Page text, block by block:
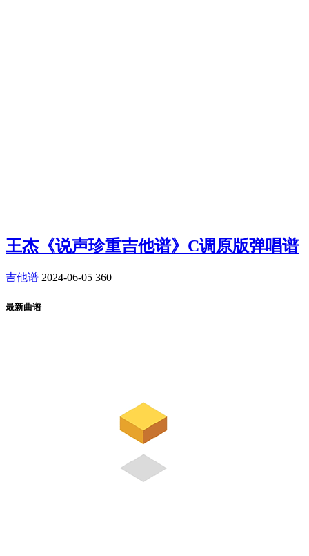
王杰《说声珍重吉他谱》C调原版弹唱谱
吉他谱 2024-06-05 360
最新曲谱